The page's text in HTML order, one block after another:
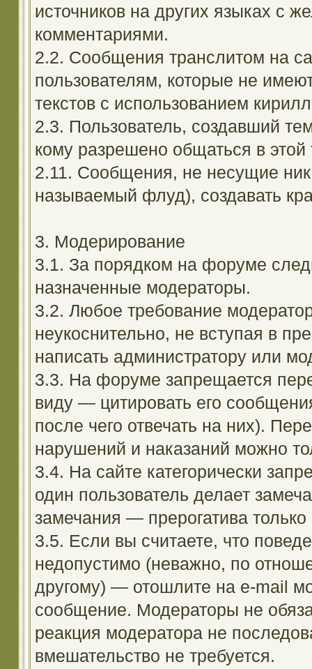
источников на других языках с
комментариями.
2.2. Сообщения транслитом на
пользователям, которые не
текстов с использованием
2.3. Пользователь, создавший
кому разрешено общаться в
2.11. Сообщения, не несущие
называемый флуд), создавать
3. Модерирование
3.1. За порядком на форуме
назначенные модераторы.
3.2. Любое требование
неукоснительно, не вступая в
написать администратору или
3.3. На форуме запрещается
виду — цитировать его
после чего отвечать на них).
нарушений и наказаний можно
3.4. На сайте категорически
один пользователь делает
замечания — прерогатива
3.5. Если вы считаете, что
недопустимо (неважно, по
другому) — отошлите на e-mail
сообщение. Модераторы не
реакция модератора не
вмешательство не требуется.